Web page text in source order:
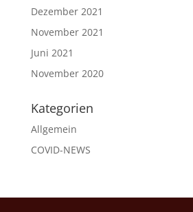
Dezember 2021
November 2021
Juni 2021
November 2020
Kategorien
Allgemein
COVID-NEWS